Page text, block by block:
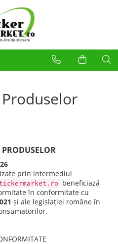
prin intermediul
beneficiază
în conformitate cu
și ale legislației române în